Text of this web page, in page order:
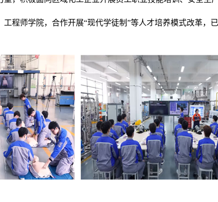
程师学院，合作开展“现代学徒制”等人才培养模式改革，